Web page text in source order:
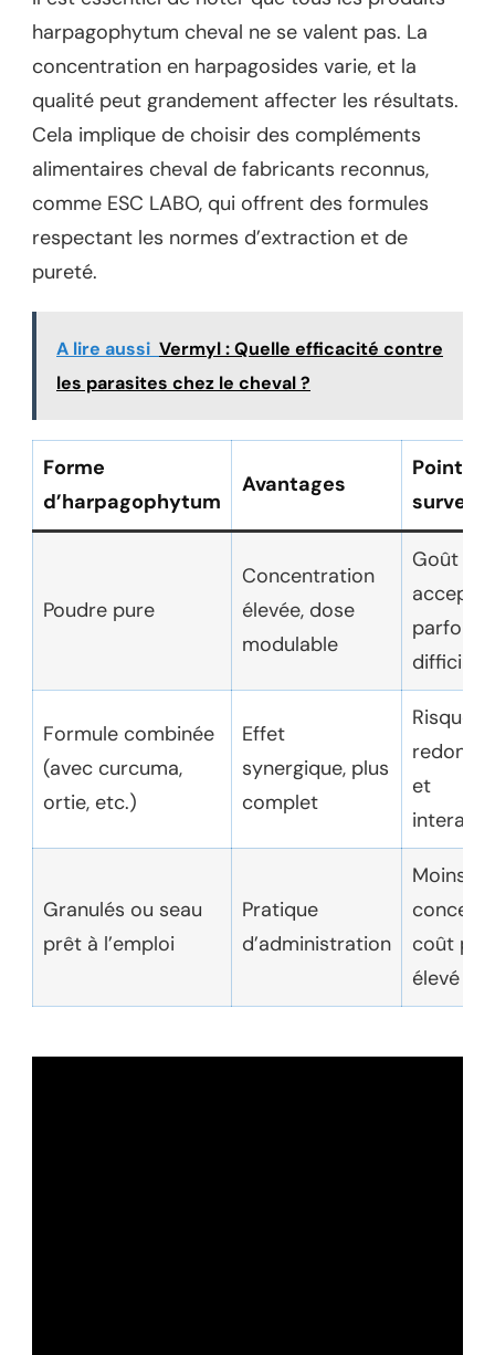
harpagophytum cheval ne se valent pas. La
concentration en harpagosides varie, et la
qualité peut grandement affecter les résultats.
Cela implique de choisir des compléments
alimentaires cheval de fabricants reconnus,
comme ESC LABO, qui offrent des formules
respectant les normes d’extraction et de
pureté.
A lire aussi Vermyl : Quelle efficacité contre
les parasites chez le cheval ?
Forme
d’harpagophytum
Avantages
Points à
Poudre pure
Concentration
élevée, dose
modulable
Goût
parfois
difficile
Formule combinée
(avec curcuma,
ortie, etc.)
Effet
synergique, plus
complet
Risque
et
Granulés ou seau
prêt à l’emploi
Pratique
d’administration
Moins
coût
élevé